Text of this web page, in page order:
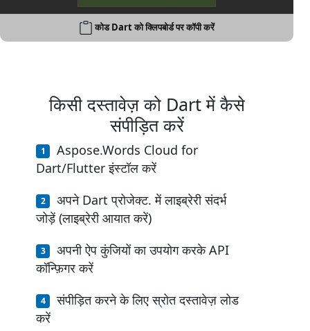
कोड Dart को क्लिपबोर्ड पर कॉपी करें
किसी दस्तावेज़ को Dart में कैसे
संपीड़ित करें
Aspose.Words Cloud for
Dart/Flutter इंस्टॉल करें
अपने Dart प्रोजेक्ट. में लाइब्रेरी संदर्भ
जोड़ें (लाइब्रेरी आयात करें)
अपनी ऐप कुंजियों का उपयोग करके API
कॉन्फ़िगर करें
संपीड़ित करने के लिए स्रोत दस्तावेज़ लोड
करें